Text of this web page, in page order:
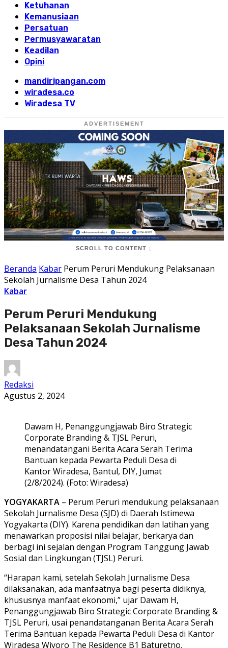
Ketuhanan
Kemanusiaan
Persatuan
Permusyawaratan
Keadilan
Opini
mandiripangan.com
wiradesa.co
Wiradesa TV
ADVERTISEMENT
SCROLL TO CONTENT ↓
Beranda Kabar Perum Peruri Mendukung Pelaksanaan
Sekolah Jurnalisme Desa Tahun 2024
Kabar
Perum Peruri Mendukung
Pelaksanaan Sekolah Jurnalisme
Desa Tahun 2024
Redaksi
Agustus 2, 2024
Dawam H, Penanggungjawab Biro Strategic
Corporate Branding & TJSL Peruri,
menandatangani Berita Acara Serah Terima
Bantuan kepada Pewarta Peduli Desa di
Kantor Wiradesa, Bantul, DIY, Jumat
(2/8/2024). (Foto: Wiradesa)
YOGYAKARTA – Perum Peruri mendukung pelaksanaan
Sekolah Jurnalisme Desa (SJD) di Daerah Istimewa
Yogyakarta (DIY). Karena pendidikan dan latihan yang
menawarkan proposisi nilai belajar, berkarya dan
berbagi ini sejalan dengan Program Tanggung Jawab
Sosial dan Lingkungan (TJSL) Peruri.
“Harapan kami, setelah Sekolah Jurnalisme Desa
dilaksanakan, ada manfaatnya bagi peserta didiknya,
khususnya manfaat ekonomi,” ujar Dawam H,
Penanggungjawab Biro Strategic Corporate Branding &
TJSL Peruri, usai penandatanganan Berita Acara Serah
Terima Bantuan kepada Pewarta Peduli Desa di Kantor
Wiradesa Wiyoro The Residence B1 Baturetno,